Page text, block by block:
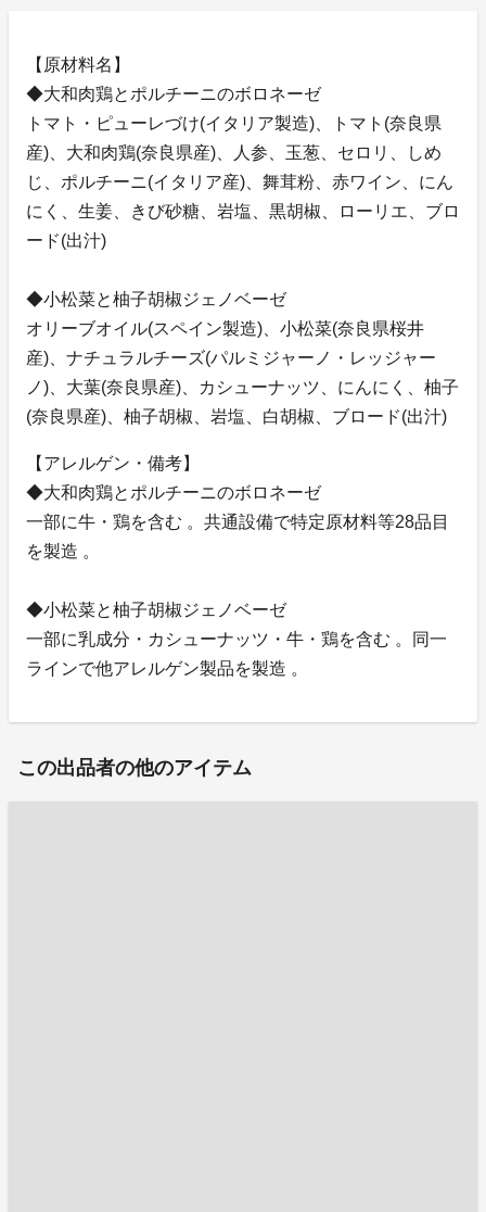
【原材料名】
◆大和肉鶏とポルチーニのボロネーゼ
トマト・ピューレづけ(イタリア製造)、トマト(奈良県
産)、大和肉鶏(奈良県産)、人参、玉葱、セロリ、しめ
じ、ポルチーニ(イタリア産)、舞茸粉、赤ワイン、にん
にく、生姜、きび砂糖、岩塩、黒胡椒、ローリエ、ブロ
ード(出汁)
◆小松菜と柚子胡椒ジェノベーゼ
オリーブオイル(スペイン製造)、小松菜(奈良県桜井
産)、ナチュラルチーズ(パルミジャーノ・レッジャー
ノ)、大葉(奈良県産)、カシューナッツ、にんにく、柚子
(奈良県産)、柚子胡椒、岩塩、白胡椒、ブロード(出汁)
【アレルゲン・備考】
◆大和肉鶏とポルチーニのボロネーゼ
一部に牛・鶏を含む 。共通設備で特定原材料等28品目
を製造 。
◆小松菜と柚子胡椒ジェノベーゼ
一部に乳成分・カシューナッツ・牛・鶏を含む 。同一
ラインで他アレルゲン製品を製造 。
この出品者の他のアイテム